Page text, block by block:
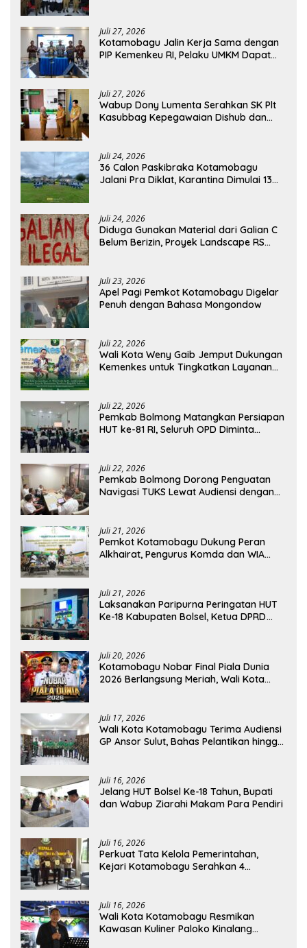
Juli 27, 2026
Kotamobagu Jalin Kerja Sama dengan
PIP Kemenkeu RI, Pelaku UMKM Dapat
Juli 27, 2026
Wabup Dony Lumenta Serahkan SK Plt
Kasubbag Kepegawaian Dishub dan
Juli 24, 2026
36 Calon Paskibraka Kotamobagu
Jalani Pra Diklat, Karantina Dimulai 13
Juli 24, 2026
Diduga Gunakan Material dari Galian C
Belum Berizin, Proyek Landscape RS
Juli 23, 2026
Apel Pagi Pemkot Kotamobagu Digelar
Penuh dengan Bahasa Mongondow
Juli 22, 2026
Wali Kota Weny Gaib Jemput Dukungan
Kemenkes untuk Tingkatkan Layanan
Juli 22, 2026
Pemkab Bolmong Matangkan Persiapan
HUT ke-81 RI, Seluruh OPD Diminta
Juli 22, 2026
Pemkab Bolmong Dorong Penguatan
Navigasi TUKS Lewat Audiensi dengan
Juli 21, 2026
Pemkot Kotamobagu Dukung Peran
Alkhairat, Pengurus Komda dan WIA
Juli 21, 2026
Laksanakan Paripurna Peringatan HUT
Ke-18 Kabupaten Bolsel, Ketua DPRD
Juli 20, 2026
Kotamobagu Nobar Final Piala Dunia
2026 Berlangsung Meriah, Wali Kota
Juli 17, 2026
Wali Kota Kotamobagu Terima Audiensi
GP Ansor Sulut, Bahas Pelantikan hingga
Juli 16, 2026
Jelang HUT Bolsel Ke-18 Tahun, Bupati
dan Wabup Ziarahi Makam Para Pendiri
Juli 16, 2026
Perkuat Tata Kelola Pemerintahan,
Kejari Kotamobagu Serahkan 4
Juli 16, 2026
Wali Kota Kotamobagu Resmikan
Kawasan Kuliner Paloko Kinalang